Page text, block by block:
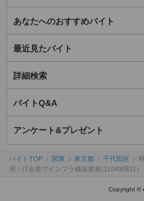
あなたへのおすすめバイト
最近見たバイト
詳細検索
バイトQ&A
アンケート&プレゼント
バイトTOP 関東 東京都 千代田区
用！IT企業でインフラ構築業務(110490821）
Copyright ©